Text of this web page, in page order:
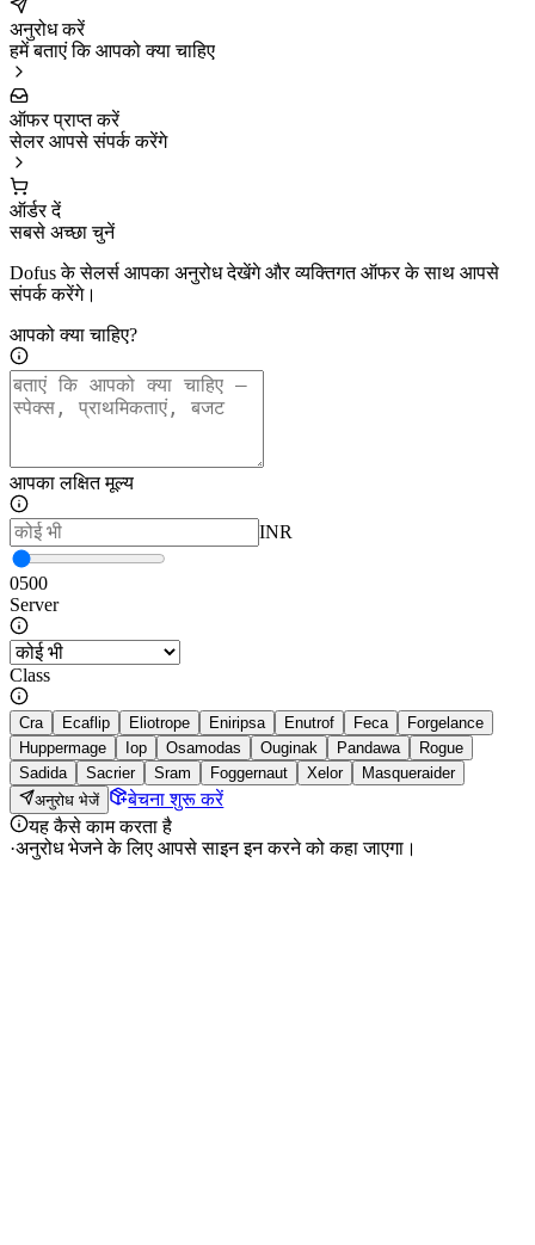
अनुरोध करें
हमें बताएं कि आपको क्या चाहिए
ऑफर प्राप्त करें
सेलर आपसे संपर्क करेंगे
ऑर्डर दें
सबसे अच्छा चुनें
Dofus के सेलर्स आपका अनुरोध देखेंगे और व्यक्तिगत ऑफर के साथ आपसे
संपर्क करेंगे।
आपको क्या चाहिए?
आपका लक्षित मूल्य
INR
0500
Server
Class
Cra Ecaflip Eliotrope Eniripsa Enutrof Feca
Forgelance
Huppermage
Iop Osamodas Ouginak Pandawa
Rogue
Sadida
Sacrier Sram Foggernaut Xelor
Masqueraider
अनुरोध भेजें
बेचना शुरू करें
यह कैसे काम करता है
·अनुरोध भेजने के लिए आपसे साइन इन करने को कहा जाएगा।